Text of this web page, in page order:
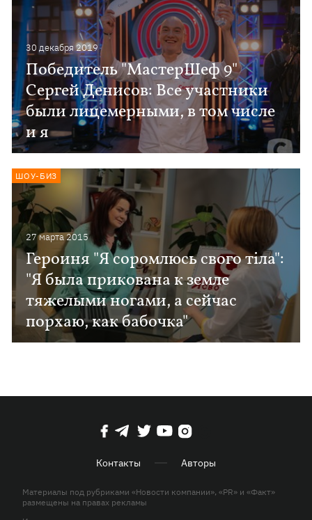
30 декабря 2019
Победитель "МастерШеф 9"
Сергей Денисов: Все участники
были лицемерными, в том числе
и я
27 марта 2015
Героиня "Я соромлюсь свого тіла":
"Я была прикована к земле
тяжелыми ногами, а сейчас
порхаю, как бабочка"
ШОУ-БИЗ
Контакты Авторы
Материалы под рубриками «Новости компании», «PR» и «Факт»
размещены на правах рекламы